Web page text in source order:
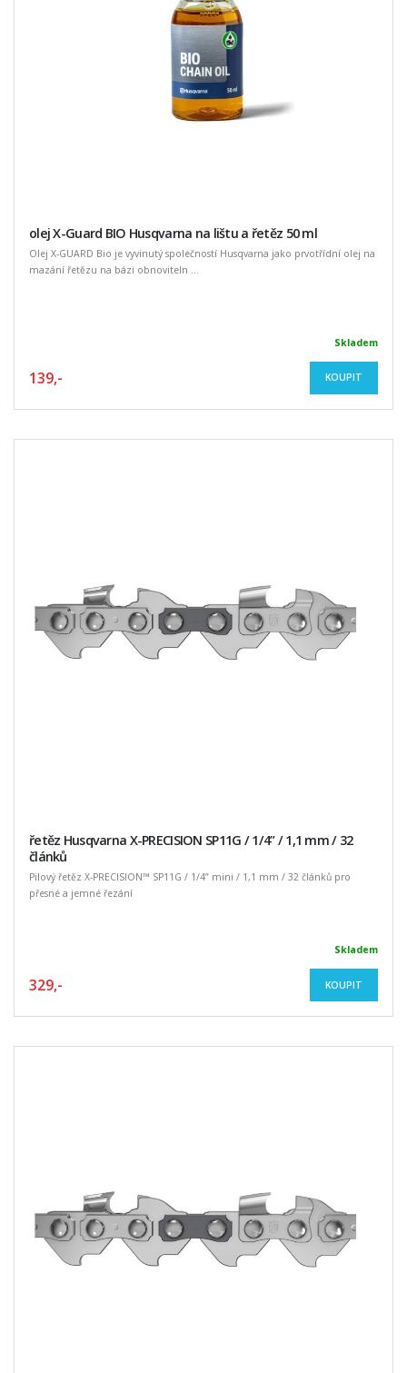
olej X-Guard BIO Husqvarna na lištu a řetěz 50 ml
Olej X-GUARD Bio je vyvinutý společností Husqvarna jako prvotřídní olej na
mazání řetězu na bázi obnoviteln ...
Skladem
139,- KOUPIT
řetěz Husqvarna X-PRECISION SP11G / 1/4” / 1,1 mm / 32
článků
Pilový řetěz X-PRECISION™ SP11G / 1/4” mini / 1,1 mm / 32 článků pro
přesné a jemné řezání
Skladem
329,- KOUPIT